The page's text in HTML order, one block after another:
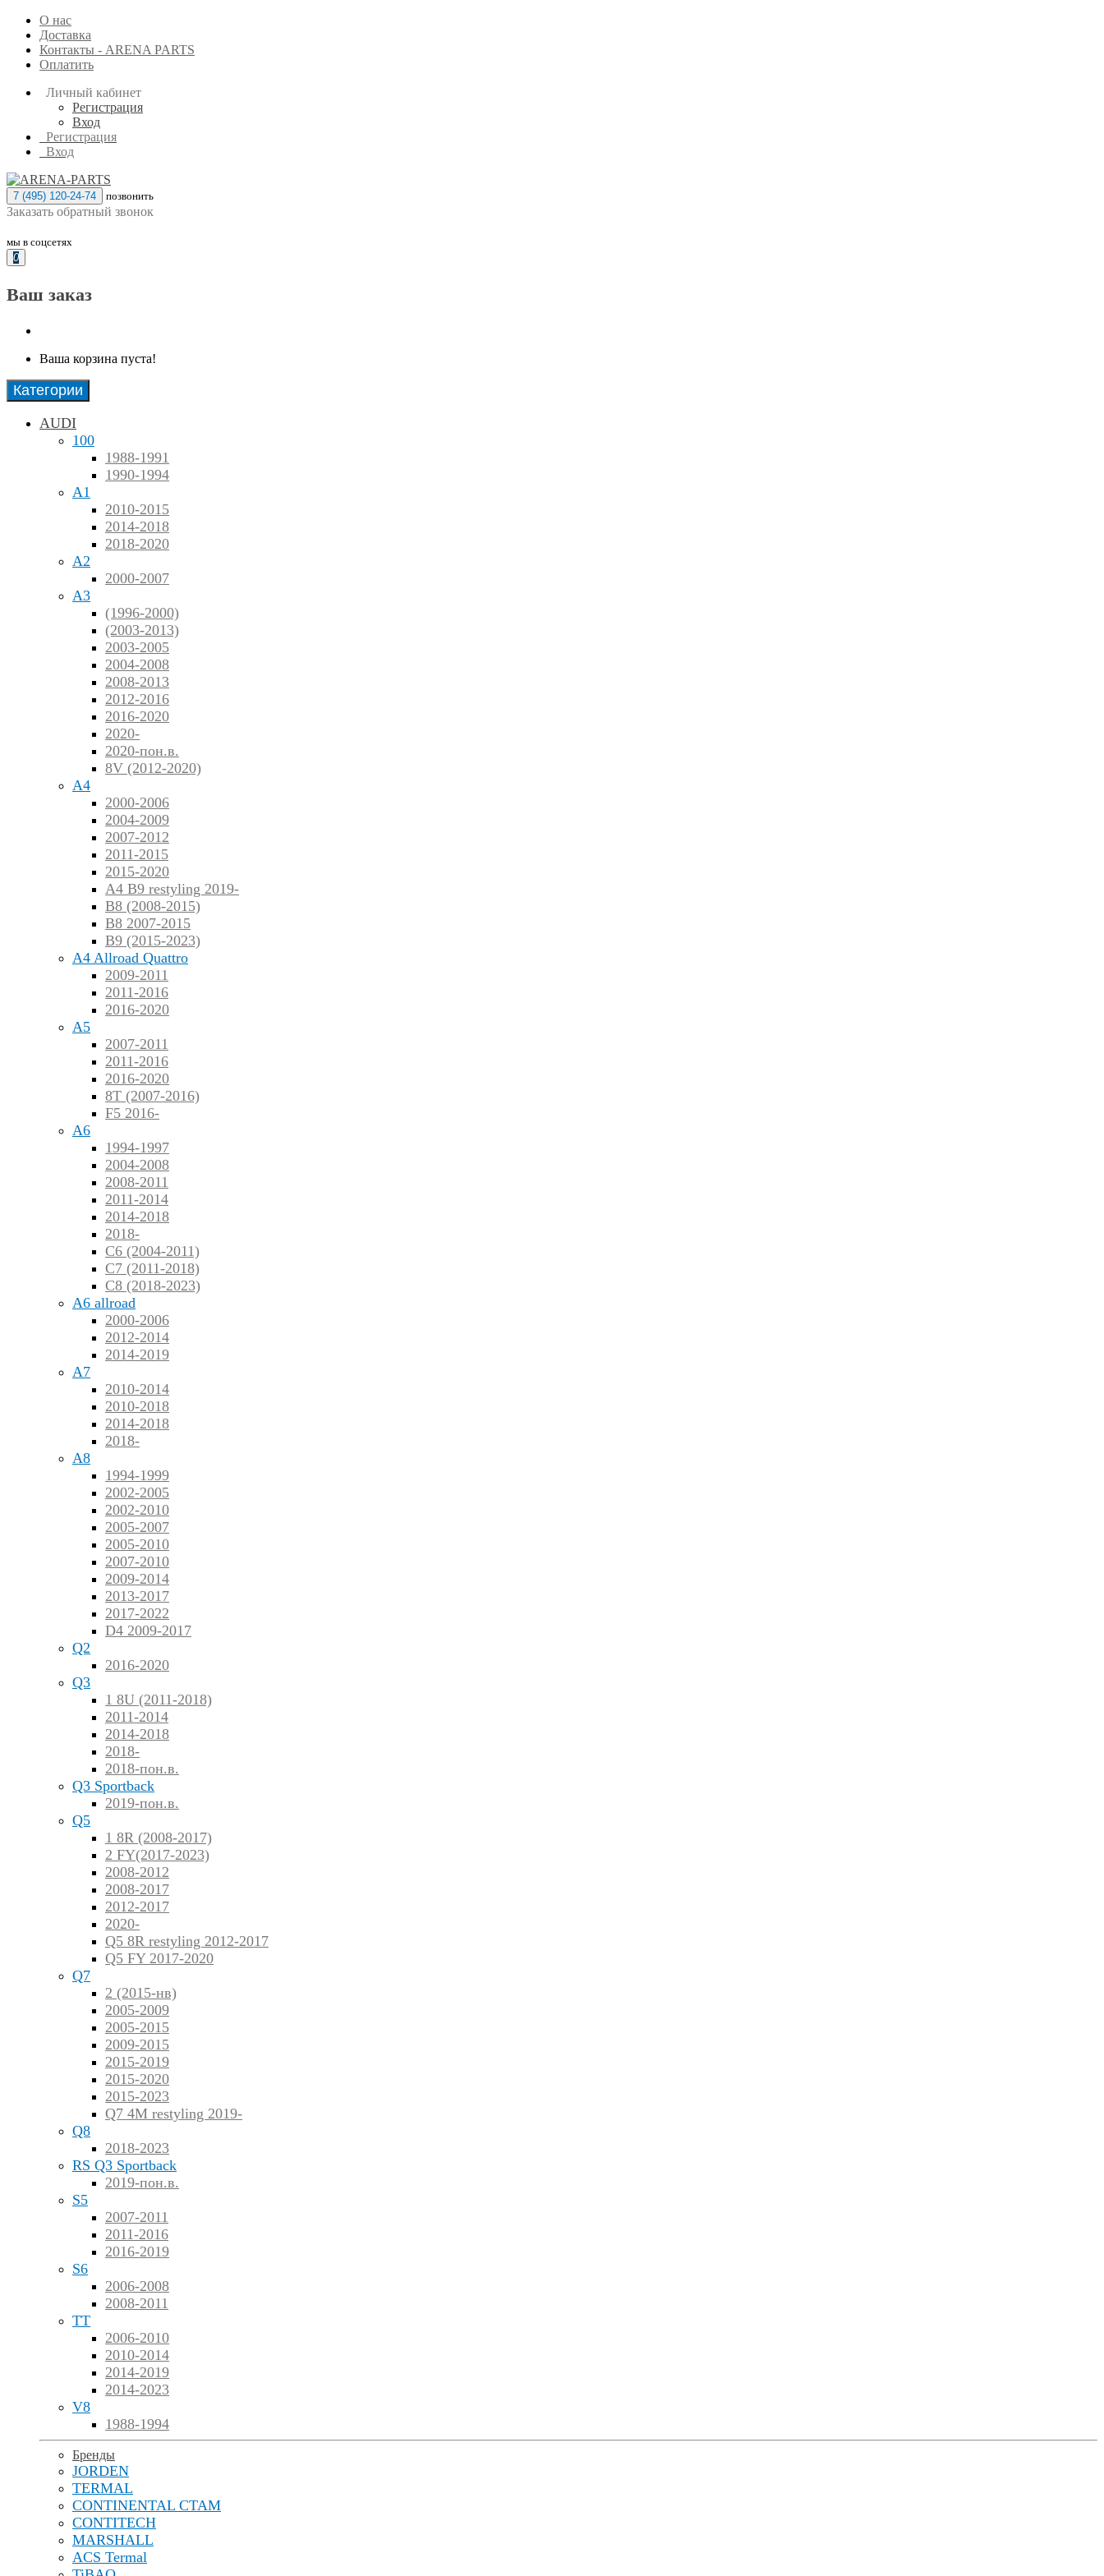
О нас
Доставка
Контакты - ARENA PARTS
Оплатить
Личный кабинет
Регистрация
Вход
Регистрация
Вход
7 (495) 120-24-74 позвонить
Заказать обратный звонок
мы в соцсетях
0
Ваш заказ
Ваша корзина пуста!
Категории
AUDI
100
1988-1991
1990-1994
A1
2010-2015
2014-2018
2018-2020
A2
2000-2007
A3
(1996-2000)
(2003-2013)
2003-2005
2004-2008
2008-2013
2012-2016
2016-2020
2020-
2020-пон.в.
8V (2012-2020)
A4
2000-2006
2004-2009
2007-2012
2011-2015
2015-2020
A4 B9 restyling 2019-
B8 (2008-2015)
B8 2007-2015
B9 (2015-2023)
A4 Allroad Quattro
2009-2011
2011-2016
2016-2020
A5
2007-2011
2011-2016
2016-2020
8T (2007-2016)
F5 2016-
A6
1994-1997
2004-2008
2008-2011
2011-2014
2014-2018
2018-
C6 (2004-2011)
C7 (2011-2018)
C8 (2018-2023)
A6 allroad
2000-2006
2012-2014
2014-2019
A7
2010-2014
2010-2018
2014-2018
2018-
A8
1994-1999
2002-2005
2002-2010
2005-2007
2005-2010
2007-2010
2009-2014
2013-2017
2017-2022
D4 2009-2017
Q2
2016-2020
Q3
1 8U (2011-2018)
2011-2014
2014-2018
2018-
2018-пон.в.
Q3 Sportback
2019-пон.в.
Q5
1 8R (2008-2017)
2 FY(2017-2023)
2008-2012
2008-2017
2012-2017
2020-
Q5 8R restyling 2012-2017
Q5 FY 2017-2020
Q7
2 (2015-нв)
2005-2009
2005-2015
2009-2015
2015-2019
2015-2020
2015-2023
Q7 4M restyling 2019-
Q8
2018-2023
RS Q3 Sportback
2019-пон.в.
S5
2007-2011
2011-2016
2016-2019
S6
2006-2008
2008-2011
TT
2006-2010
2010-2014
2014-2019
2014-2023
V8
1988-1994
Бренды
JORDEN
TERMAL
CONTINENTAL CTAM
CONTITECH
MARSHALL
ACS Termal